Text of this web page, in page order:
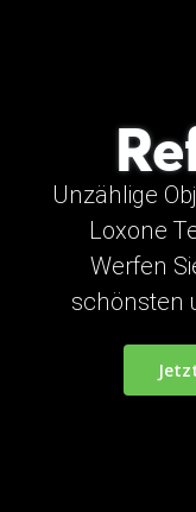
Unzählige
Loxone
Werfen
schönsten